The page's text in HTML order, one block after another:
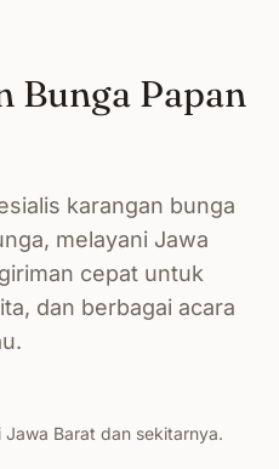
Bunga Papan
karangan bunga
melayani Jawa
cepat untuk
dan berbagai acara
Barat dan sekitarnya.